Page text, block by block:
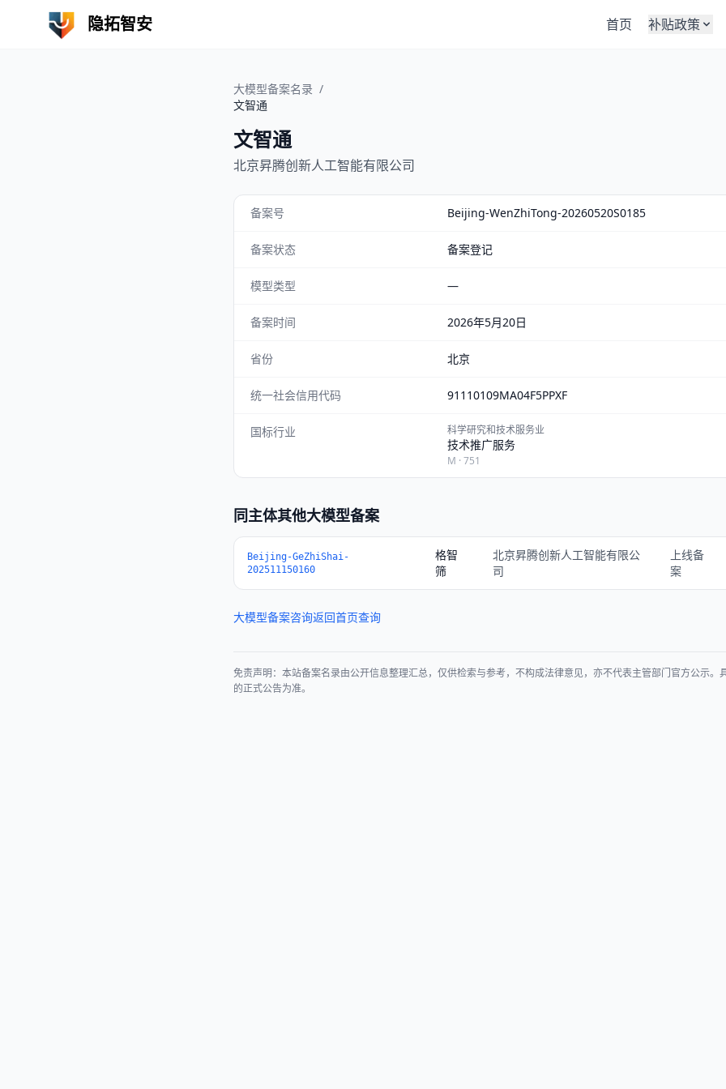
隐拓智安 首页 补贴政策
大模型备案名录 /
文智通
文智通
北京昇腾创新人工智能有限公司
备案号 Beijing-WenZhiTong-20260520S0185
备案状态 备案登记
模型类型 —
备案时间 2026年5月20日
省份 北京
统一社会信用代码 91110109MA04F5PPXF
国标行业 科学研究和技术服务业
技术推广服务
M · 751
同主体其他大模型备案
Beijing-GeZhiShai-
202511150160
格智
筛
北京昇腾创新人工智能有限公
司
上线备
案
大模型备案咨询返回首页查询
免责声明：本站备案名录由公开信息整理汇总，仅供检索与参考，不构成法律意见，亦不代表主管部门官方公示。
的正式公告为准。